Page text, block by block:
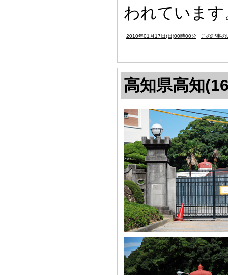
われています
2010年01月17日(日)00時00分 この記事の
高知県高知